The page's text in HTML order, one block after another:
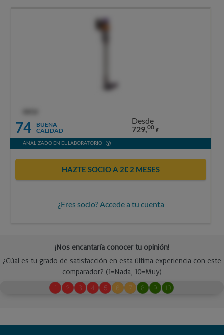
74
BUENA
CALIDAD
Desde
729,00 €
ANALIZADO EN EL LABORATORIO
HAZTE SOCIO A 2€ 2 MESES
¿Eres socio? Accede a tu cuenta